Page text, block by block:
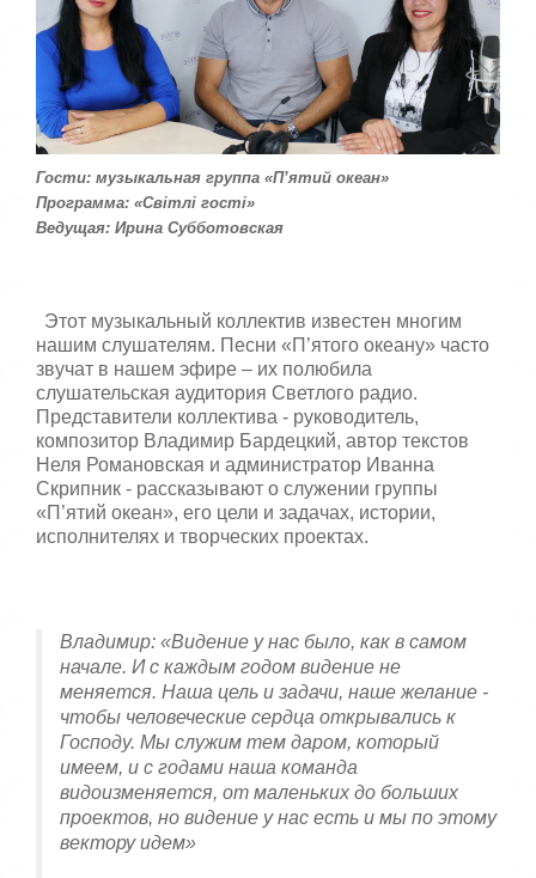
/
с
т
о
ц
е
н
и
т
Гости: музыкальная группа «П’ятий океан»
Программа: «Світлі гості»
Ведущая: Ирина Субботовская
Этот музыкальный коллектив известен многим
нашим слушателям. Песни «П’ятого океану» часто
звучат в нашем эфире – их полюбила
слушательская аудитория Светлого радио.
Представители коллектива - руководитель,
композитор Владимир Бардецкий, автор текстов
Неля Романовская и администратор Иванна
Скрипник - рассказывают о служении группы
«П’ятий океан», его цели и задачах, истории,
исполнителях и творческих проектах.
Владимир: «Видение у нас было, как в самом
начале. И с каждым годом видение не
меняется. Наша цель и задачи, наше желание -
чтобы человеческие сердца открывались к
Господу. Мы служим тем даром, который
имеем, и с годами наша команда
видоизменяется, от маленьких до больших
проектов, но видение у нас есть и мы по этому
вектору идем»